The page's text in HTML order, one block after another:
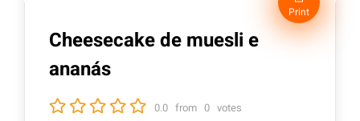
Print
Cheesecake de muesli e
ananás
0.0 from 0 votes